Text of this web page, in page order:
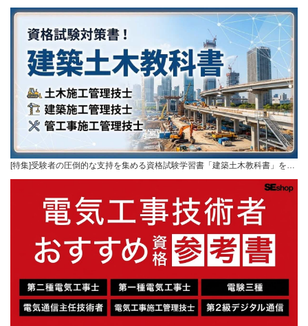
[特集]受験者の圧倒的な支持を集める資格試験学習書「建築土木教科書」を…